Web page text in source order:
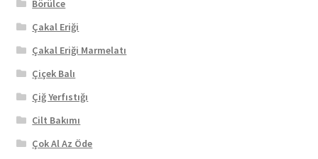
Börülce
Çakal Eriği
Çakal Eriği Marmelatı
Çiçek Balı
Çiğ Yerfıstığı
Cilt Bakımı
Çok Al Az Öde